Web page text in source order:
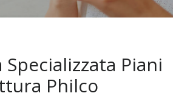
Piani
Philco